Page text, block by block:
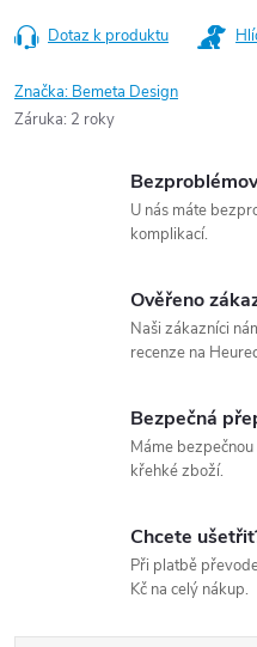
Dotaz k produktu
Značka: Bemeta Design
Záruka: 2 roky
U nás máte
komplikací.
Ověřeno
Naši zákazníci
recenze na
Bezpečná
Máme
křehké zboží.
Chcete
Při platbě
Kč na celý nákup.